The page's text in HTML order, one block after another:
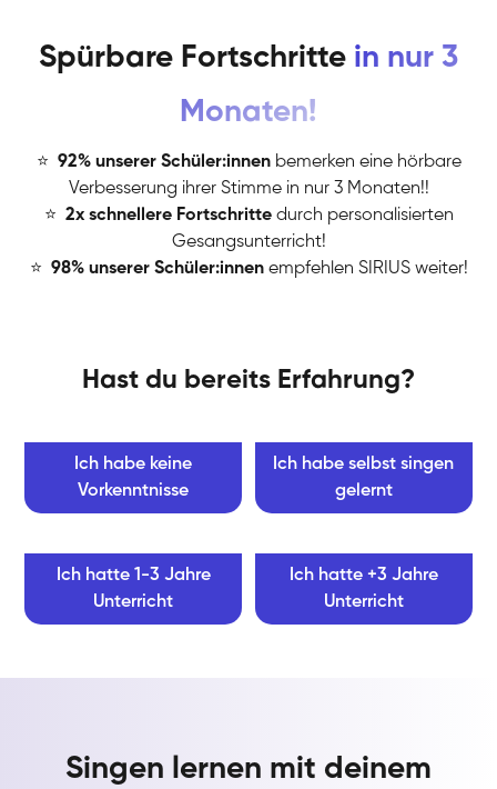
Spürbare Fortschritte in nur 3
Monaten!
⭐ 92% unserer Schüler:innen bemerken eine hörbare
Verbesserung ihrer Stimme in nur 3 Monaten!!
⭐ 2x schnellere Fortschritte durch personalisierten
Gesangsunterricht!
⭐ 98% unserer Schüler:innen empfehlen SIRIUS weiter!
Hast du bereits Erfahrung?
Ich habe keine
Vorkenntnisse
Ich habe selbst singen
gelernt
Ich hatte 1-3 Jahre
Unterricht
Ich hatte +3 Jahre
Unterricht
Singen lernen mit deinem